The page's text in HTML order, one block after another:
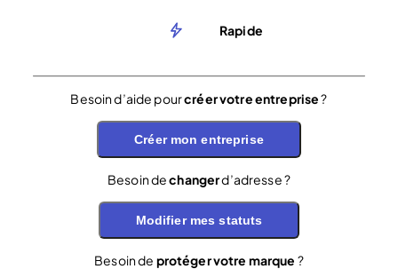
Rapide
Besoin d’aide pourcréer votre entreprise?
Créer mon entreprise
Besoin dechangerd’adresse ?
Modifier mes statuts
Besoin de protéger votre marque ?